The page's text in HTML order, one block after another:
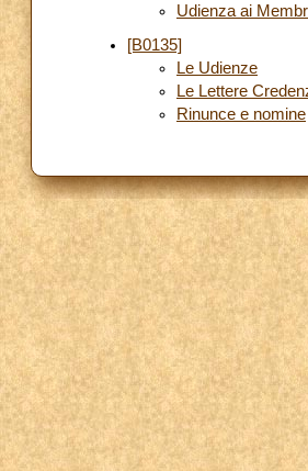
Udienza ai
[B0135]
Le Udienze
Le Lettere
Rinunce e nomine